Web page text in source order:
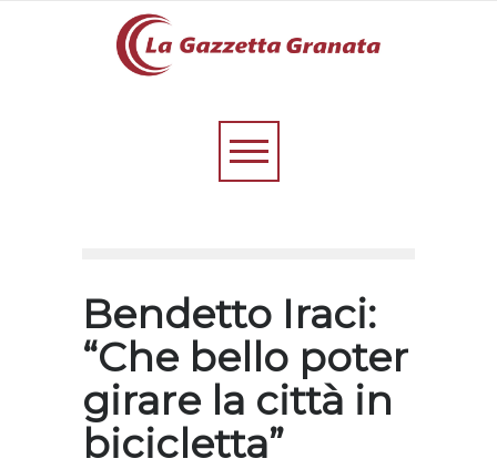
Bendetto Iraci:
“Che bello poter
girare la città in
bicicletta”